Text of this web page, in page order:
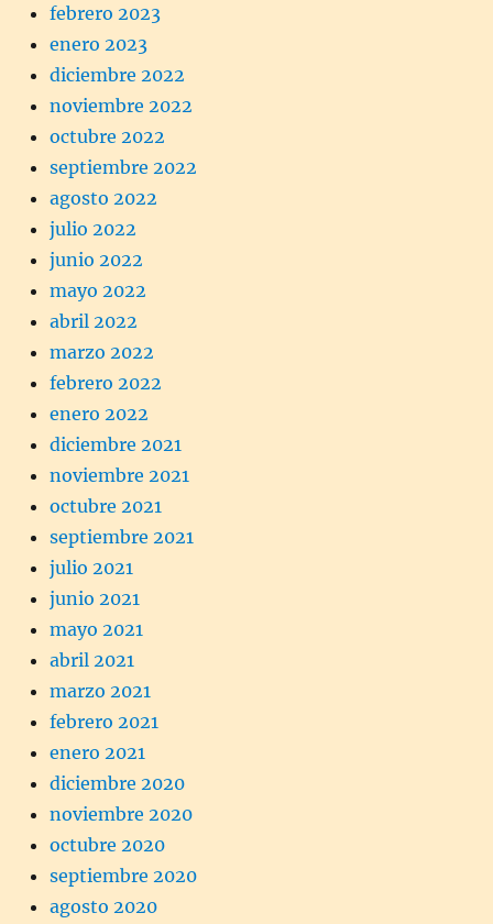
febrero 2023
enero 2023
diciembre 2022
noviembre 2022
octubre 2022
septiembre 2022
agosto 2022
julio 2022
junio 2022
mayo 2022
abril 2022
marzo 2022
febrero 2022
enero 2022
diciembre 2021
noviembre 2021
octubre 2021
septiembre 2021
julio 2021
junio 2021
mayo 2021
abril 2021
marzo 2021
febrero 2021
enero 2021
diciembre 2020
noviembre 2020
octubre 2020
septiembre 2020
agosto 2020